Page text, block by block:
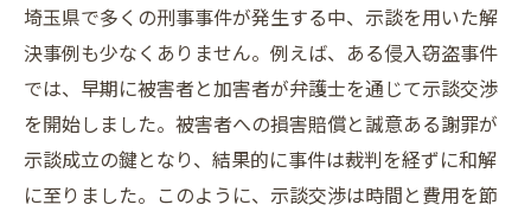
埼玉県で多くの刑事事件が発生する中、示談を用いた解
決事例も少なくありません。例えば、ある侵入窃盗事件
では、早期に被害者と加害者が弁護士を通じて示談交渉
を開始しました。被害者への損害賠償と誠意ある謝罪が
示談成立の鍵となり、結果的に事件は裁判を経ずに和解
に至りました。このように、示談交渉は時間と費用を節